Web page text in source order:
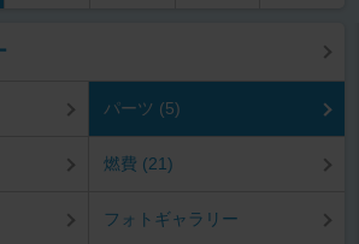
パーツ (5)
燃費 (21)
フォトギャラリー